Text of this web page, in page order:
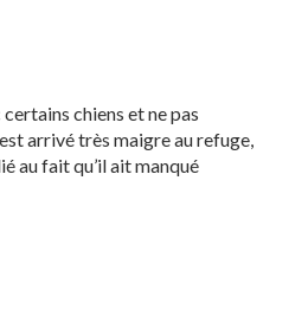
chiens et ne pas
arrivé très maigre au refuge,
au fait qu’il ait manqué